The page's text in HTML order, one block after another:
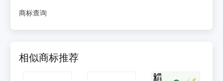
商标查询
相似商标推荐